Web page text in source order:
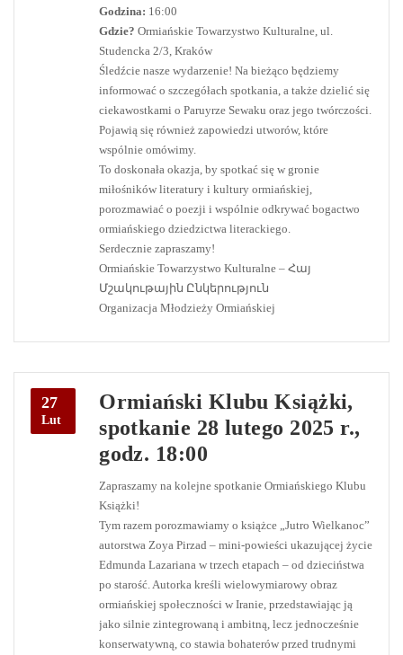
Godzina: 16:00
Gdzie? Ormiańskie Towarzystwo Kulturalne, ul.
Studencka 2/3, Kraków
Śledźcie nasze wydarzenie! Na bieżąco będziemy
informować o szczegółach spotkania, a także dzielić się
ciekawostkami o Paruyrze Sewaku oraz jego twórczości.
Pojawią się również zapowiedzi utworów, które
wspólnie omówimy.
To doskonała okazja, by spotkać się w gronie
miłośników literatury i kultury ormiańskiej,
porozmawiać o poezji i wspólnie odkrywać bogactwo
ormiańskiego dziedzictwa literackiego.
Serdecznie zapraszamy!
Ormiańskie Towarzystwo Kulturalne – Հայ
Մշակութային Ընկերություն
Organizacja Młodzieży Ormiańskiej
27
Lut
Ormiański Klubu Książki,
spotkanie 28 lutego 2025 r.,
godz. 18:00
Zapraszamy na kolejne spotkanie Ormiańskiego Klubu
Książki!
Tym razem porozmawiamy o książce „Jutro Wielkanoc”
autorstwa Zoya Pirzad – mini-powieści ukazującej życie
Edmunda Lazariana w trzech etapach – od dzieciństwa
po starość. Autorka kreśli wielowymiarowy obraz
ormiańskiej społeczności w Iranie, przedstawiając ją
jako silnie zintegrowaną i ambitną, lecz jednocześnie
konserwatywną, co stawia bohaterów przed trudnymi